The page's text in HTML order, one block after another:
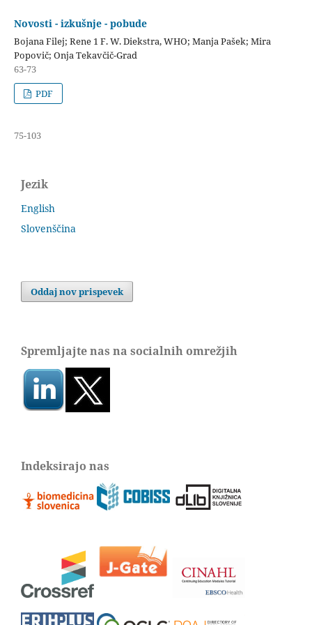
Novosti - izkušnje - pobude
Bojana Filej; Rene 1 F. W. Diekstra, WHO; Manja Pašek; Mira
Popovič; Onja Tekavčič-Grad
63-73
PDF
75-103
Jezik
English
Slovenščina
Oddaj nov prispevek
Spremljajte nas na socialnih omrežjih
Indeksirajo nas